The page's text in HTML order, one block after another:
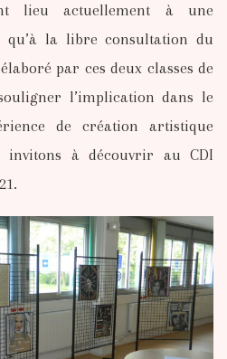
lieu actuellement à une
qu’à la libre consultation du
par ces deux classes de
l’implication dans le
de création artistique
invitons à découvrir au CDI